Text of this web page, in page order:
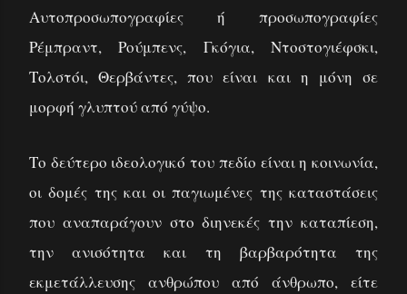
Αυτοπροσωπογραφίες ή προσωπογραφίες
Ρέμπραντ, Ρούμπενς, Γκόγια, Ντοστογιέφσκι,
Τολστόι, Θερβάντες, που είναι και η μόνη σε
μορφή γλυπτού από γύψο.
Το δεύτερο ιδεολογικό του πεδίο είναι η κοινωνία,
οι δομές της και οι παγιωμένες της καταστάσεις
που αναπαράγουν στο διηνεκές την καταπίεση,
την ανισότητα και τη βαρβαρότητα της
εκμετάλλευσης ανθρώπου από άνθρωπο, είτε